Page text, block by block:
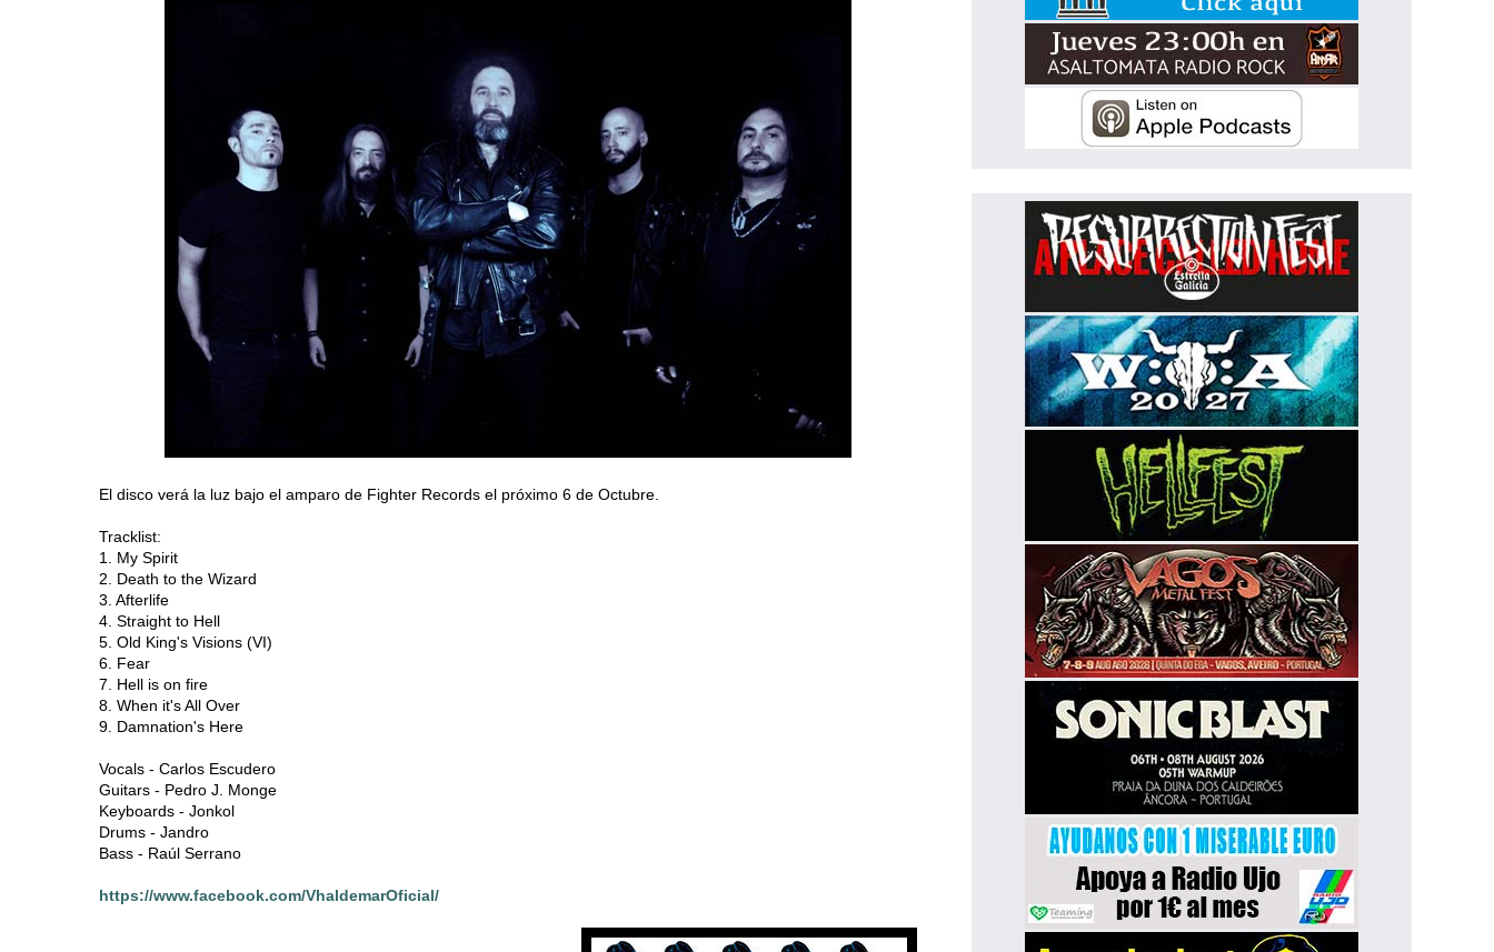
El disco verá la luz bajo el amparo de Fighter Records el próximo 6 de Octubre.
Tracklist:
1. My Spirit
2. Death to the Wizard
3. Afterlife
4. Straight to Hell
5. Old King's Visions (VI)
6. Fear
7. Hell is on fire
8. When it's All Over
9. Damnation's Here
Vocals - Carlos Escudero
Guitars - Pedro J. Monge
Keyboards - Jonkol
Drums - Jandro
Bass - Raúl Serrano
https://www.facebook.com/VhaldemarOficial/